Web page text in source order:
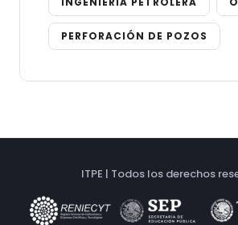
PERFORACIÓN DE POZOS
ITPE | Todos los derechos